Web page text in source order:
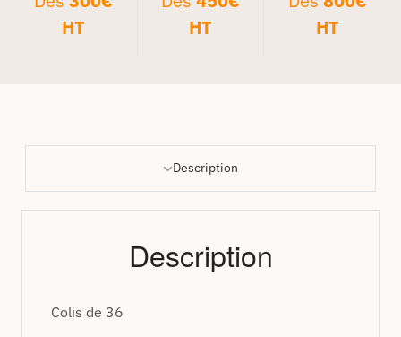
HT
HT
HT
Description
Description
Colis de 36